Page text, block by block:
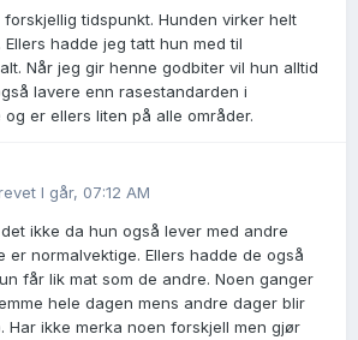
tidspunkt. Hunden virker helt
hadde jeg tatt hun med til
Når jeg gir henne godbiter vil hun alltid
lavere enn rasestandarden i
og er ellers liten på alle områder.
I går, 07:12 AM
ikke da hun også lever med andre
er normalvektige. Ellers hadde de også
får lik mat som de andre. Noen ganger
hele dagen mens andre dager blir
Har ikke merka noen forskjell men gjør